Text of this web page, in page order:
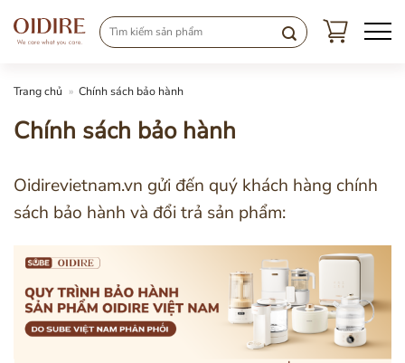
đến
Trang chủ » Chính sách bảo hành
Chính sách bảo hành
Oidirevietnam.vn gửi đến quý khách hàng chính
sách bảo hành và đổi trả sản phẩm: